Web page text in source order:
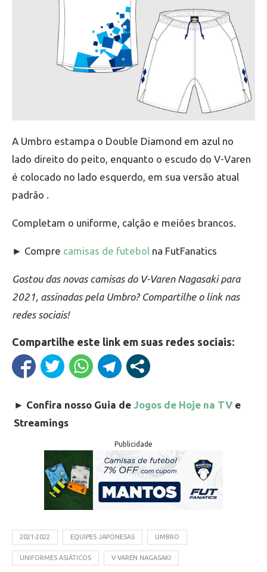
A Umbro estampa o Double Diamond em azul no
lado direito do peito, enquanto o escudo do V-Varen
é colocado no lado esquerdo, em sua versão atual
padrão .
Completam o uniforme, calção e meiões brancos.
► Compre camisas de futebol na FutFanatics
Gostou das novas camisas do V-Varen Nagasaki para
2021, assinadas pela Umbro? Compartilhe o link nas
redes sociais!
Compartilhe este link em suas redes sociais:
► Confira nosso Guia de Jogos de Hoje na TV e
Streamings
Publicidade
2021-2022 EQUIPES JAPONESAS UMBRO
UNIFORMES ASIÁTICOS V-VAREN NAGASAKI